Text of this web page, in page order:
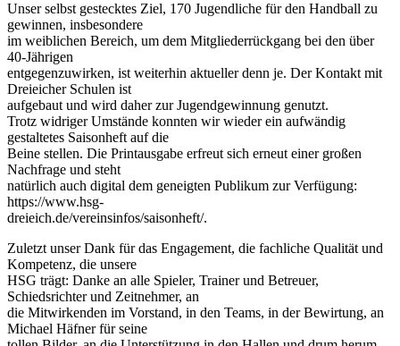
Unser selbst gestecktes Ziel, 170 Jugendliche für den Handball zu
gewinnen, insbesondere
im weiblichen Bereich, um dem Mitgliederrückgang bei den über
40‐Jährigen
entgegenzuwirken, ist weiterhin aktueller denn je. Der Kontakt mit
Dreieicher Schulen ist
aufgebaut und wird daher zur Jugendgewinnung genutzt.
Trotz widriger Umstände konnten wir wieder ein aufwändig
gestaltetes Saisonheft auf die
Beine stellen. Die Printausgabe erfreut sich erneut einer großen
Nachfrage und steht
natürlich auch digital dem geneigten Publikum zur Verfügung:
https://www.hsg‐
dreieich.de/vereinsinfos/saisonheft/.
Zuletzt unser Dank für das Engagement, die fachliche Qualität und
Kompetenz, die unsere
HSG trägt: Danke an alle Spieler, Trainer und Betreuer,
Schiedsrichter und Zeitnehmer, an
die Mitwirkenden im Vorstand, in den Teams, in der Bewirtung, an
Michael Häfner für seine